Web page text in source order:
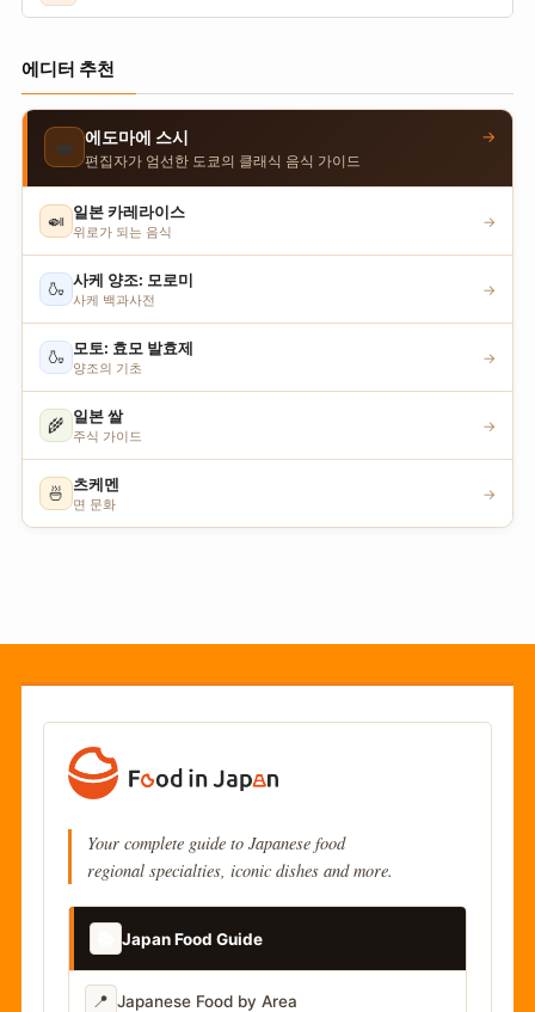
에디터 추천
🍣 에도마에 스시
편집자가 엄선한 도쿄의 클래식 음식 가이드
→
🍛 일본 카레라이스
위로가 되는 음식
→
🍶 사케 양조: 모로미
사케 백과사전
→
🍶 모토: 효모 발효제
양조의 기초
→
🌾 일본 쌀
주식 가이드
→
🍜 츠케멘
면 문화
→
Your complete guide to Japanese food
regional specialties, iconic dishes and more.
Japan Food Guide
📍 Japanese Food by Area